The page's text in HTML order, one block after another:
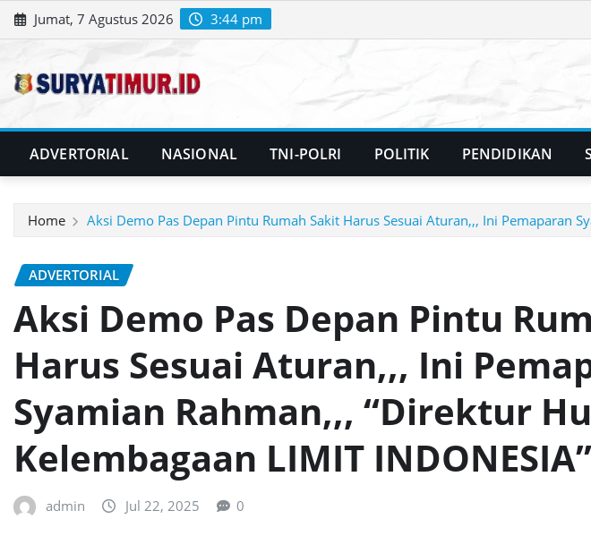
Skip
to
Jumat, 7 Agustus 2026 3:44 pm
ADVERTORIAL NASIONAL TNI-POLRI POLITIK PENDIDIKAN
Home Aksi Demo Pas Depan Pintu Rumah Sakit Harus Sesuai Aturan,,, Ini Pemaparan
ADVERTORIAL
Aksi Demo Pas Depan Pintu
Harus Sesuai Aturan,,, Ini
Syamian Rahman,,, “Direktur
Kelembagaan LIMIT INDONESIA”
admin Jul 22, 2025 0